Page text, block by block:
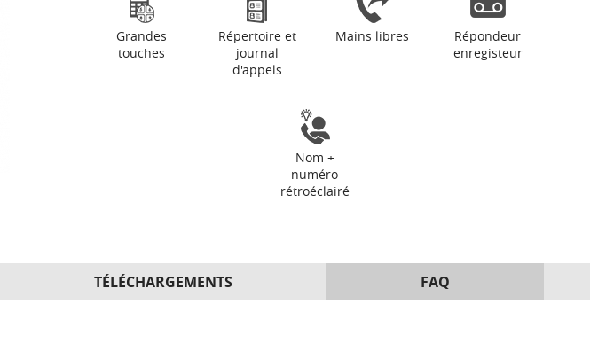
Grandes
touches
Répertoire et
journal
d'appels
Mains libres
Répondeur
enregisteur
Nom +
numéro
rétroéclairé
TÉLÉCHARGEMENTS FAQ